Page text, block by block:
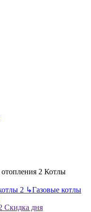
Котлы
↳Газовые котлы
Скидка дня